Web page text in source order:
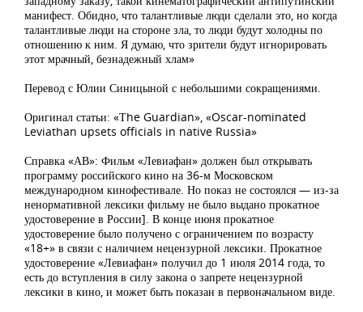
манифест. Обидно, что талантливые люди сделали это, но когда
талантливые люди на стороне зла, то люди будут холодны по
отношению к ним. Я думаю, что зрители будут игнорировать
этот мрачный, безнадежный хлам»
Перевод с Юлии Синицыной с небольшими сокращениями.
Оригинал статьи: «Тhe Guardian», «Oscar-nominated
Leviathan upsets officials in native Russia»
Справка «АВ»: Фильм «Левиафан» должен был открывать
программу российского кино на 36-м Московском
международном кинофестивале. Но показ не состоялся — из-за
ненормативной лексики фильму не было выдано прокатное
удостоверение в России]. В конце июня прокатное
удостоверение было получено с ограничением по возрасту
«18+» в связи с наличием нецензурной лексики. Прокатное
удостоверение «Левиафан» получил до 1 июля 2014 года, то
есть до вступления в силу закона о запрете нецензурной
лексики в кино, и может быть показан в первоначальном виде.